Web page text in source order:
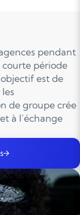
pendant
courte période
est de
de groupe crée
à l’échange